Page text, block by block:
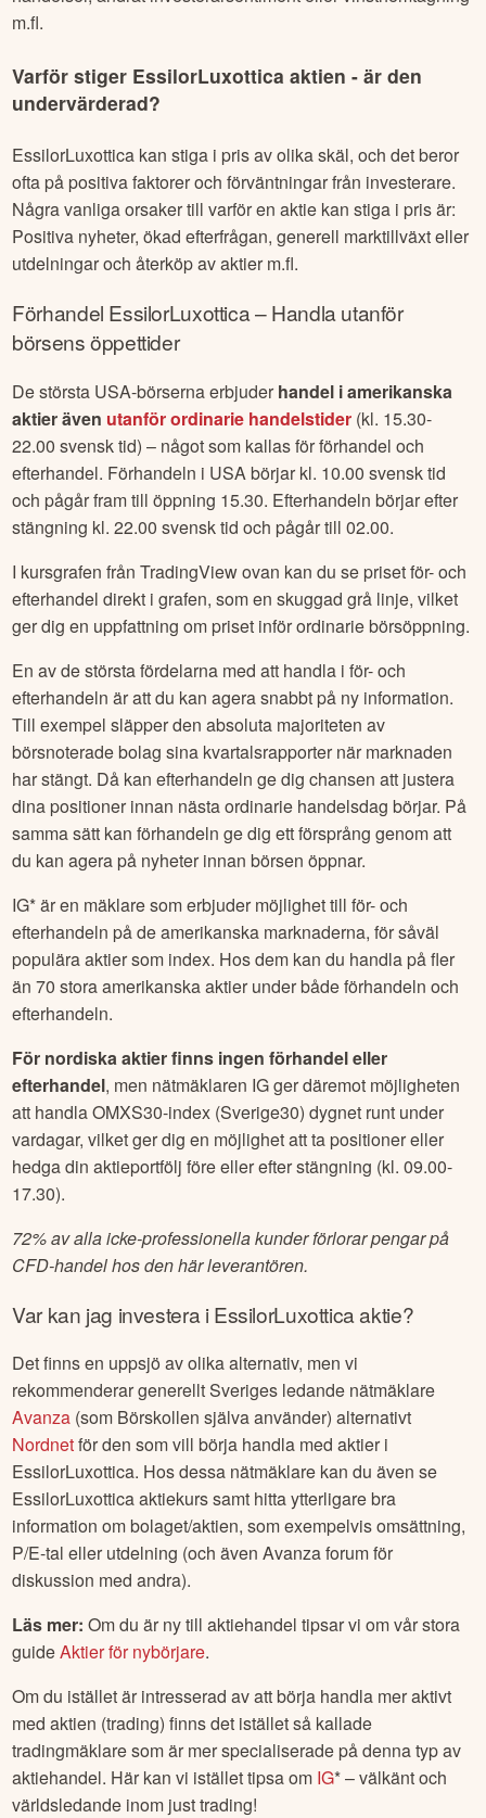
m.fl.
Varför stiger EssilorLuxottica aktien - är den
undervärderad?
EssilorLuxottica kan stiga i pris av olika skäl, och det beror
ofta på positiva faktorer och förväntningar från investerare.
Några vanliga orsaker till varför en aktie kan stiga i pris är:
Positiva nyheter, ökad efterfrågan, generell marktillväxt eller
utdelningar och återköp av aktier m.fl.
Förhandel EssilorLuxottica– Handla utanför
börsens öppettider
De största USA-börserna erbjuder handel i amerikanska
aktier även utanför ordinarie handelstider (kl. 15.30-
22.00 svensk tid) – något som kallas för förhandel och
efterhandel. Förhandeln i USA börjar kl. 10.00 svensk tid
och pågår fram till öppning 15.30. Efterhandeln börjar efter
stängning kl. 22.00 svensk tid och pågår till 02.00.
I kursgrafen från TradingView ovan kan du se priset för- och
efterhandel direkt i grafen, som en skuggad grå linje, vilket
ger dig en uppfattning om priset inför ordinarie börsöppning.
En av de största fördelarna med att handla i för- och
efterhandeln är att du kan agera snabbt på ny information.
Till exempel släpper den absoluta majoriteten av
börsnoterade bolag sina kvartalsrapporter när marknaden
har stängt. Då kan efterhandeln ge dig chansen att justera
dina positioner innan nästa ordinarie handelsdag börjar. På
samma sätt kan förhandeln ge dig ett försprång genom att
du kan agera på nyheter innan börsen öppnar.
IG* är en mäklare som erbjuder möjlighet till för- och
efterhandeln på de amerikanska marknaderna, för såväl
populära aktier som index. Hos dem kan du handla på fler
än 70 stora amerikanska aktier under både förhandeln och
efterhandeln.
För nordiska aktier finns ingen förhandel eller
efterhandel, men nätmäklaren IG ger däremot möjligheten
att handla OMXS30-index (Sverige30) dygnet runt under
vardagar, vilket ger dig en möjlighet att ta positioner eller
hedga din aktieportfölj före eller efter stängning (kl. 09.00-
17.30).
72% av alla icke-professionella kunder förlorar pengar på
CFD-handel hos den här leverantören.
Var kan jag investera iEssilorLuxotticaaktie?
Det finns en uppsjö av olika alternativ, men vi
rekommenderar generellt Sveriges ledande nätmäklare
Avanza (som Börskollen själva använder) alternativt
Nordnetför den som vill börja handla med aktier i
EssilorLuxottica. Hos dessa nätmäklare kan du även se
EssilorLuxotticaaktiekurs samt hitta ytterligare bra
information om bolaget/aktien, som exempelvis omsättning,
P/E-tal eller utdelning (och även Avanza forum för
diskussion med andra).
Läs mer: Om du är ny till aktiehandel tipsar vi om vår stora
guideAktier för nybörjare.
Om du istället är intresserad av att börja handla mer aktivt
med aktien (trading) finns det istället så kallade
tradingmäklare som är mer specialiserade på denna typ av
aktiehandel. Här kan vi istället tipsa om IG* – välkänt och
världsledande inom just trading!